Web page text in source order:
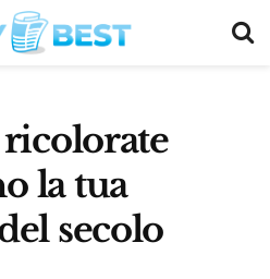
la tua
secolo